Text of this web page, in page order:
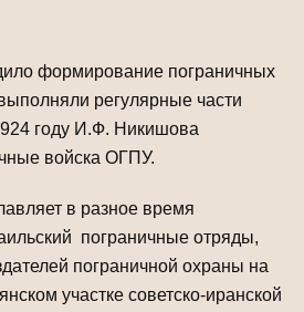
формирование пограничных
регулярные части
году И.Ф. Никишова
войска ОГПУ.
в разное время
пограничные отряды,
пограничной охраны на
участке советско-иранской